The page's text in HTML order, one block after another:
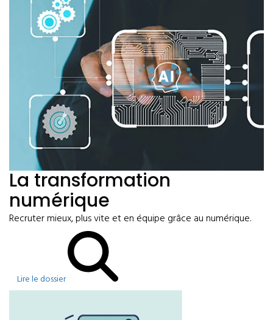
La transformation
numérique
Recruter mieux, plus vite et en équipe grâce au numérique.
Lire le dossier